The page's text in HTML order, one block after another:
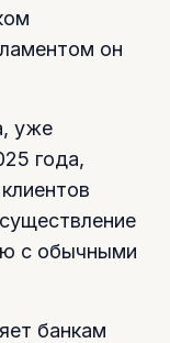
он
уже
года,
с обычными
банкам